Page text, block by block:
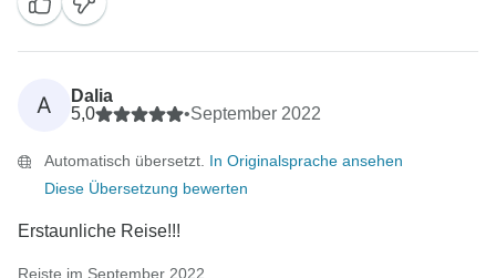
A
Dalia
5,0
•September 2022
Automatisch übersetzt. In Originalsprache ansehen
Diese Übersetzung bewerten
Erstaunliche Reise!!!
Reiste im September 2022